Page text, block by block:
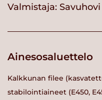
Valmistaja: Savuhovi
Ainesosaluettelo
Kalkkunan filee
stabilointiaineet (E450,